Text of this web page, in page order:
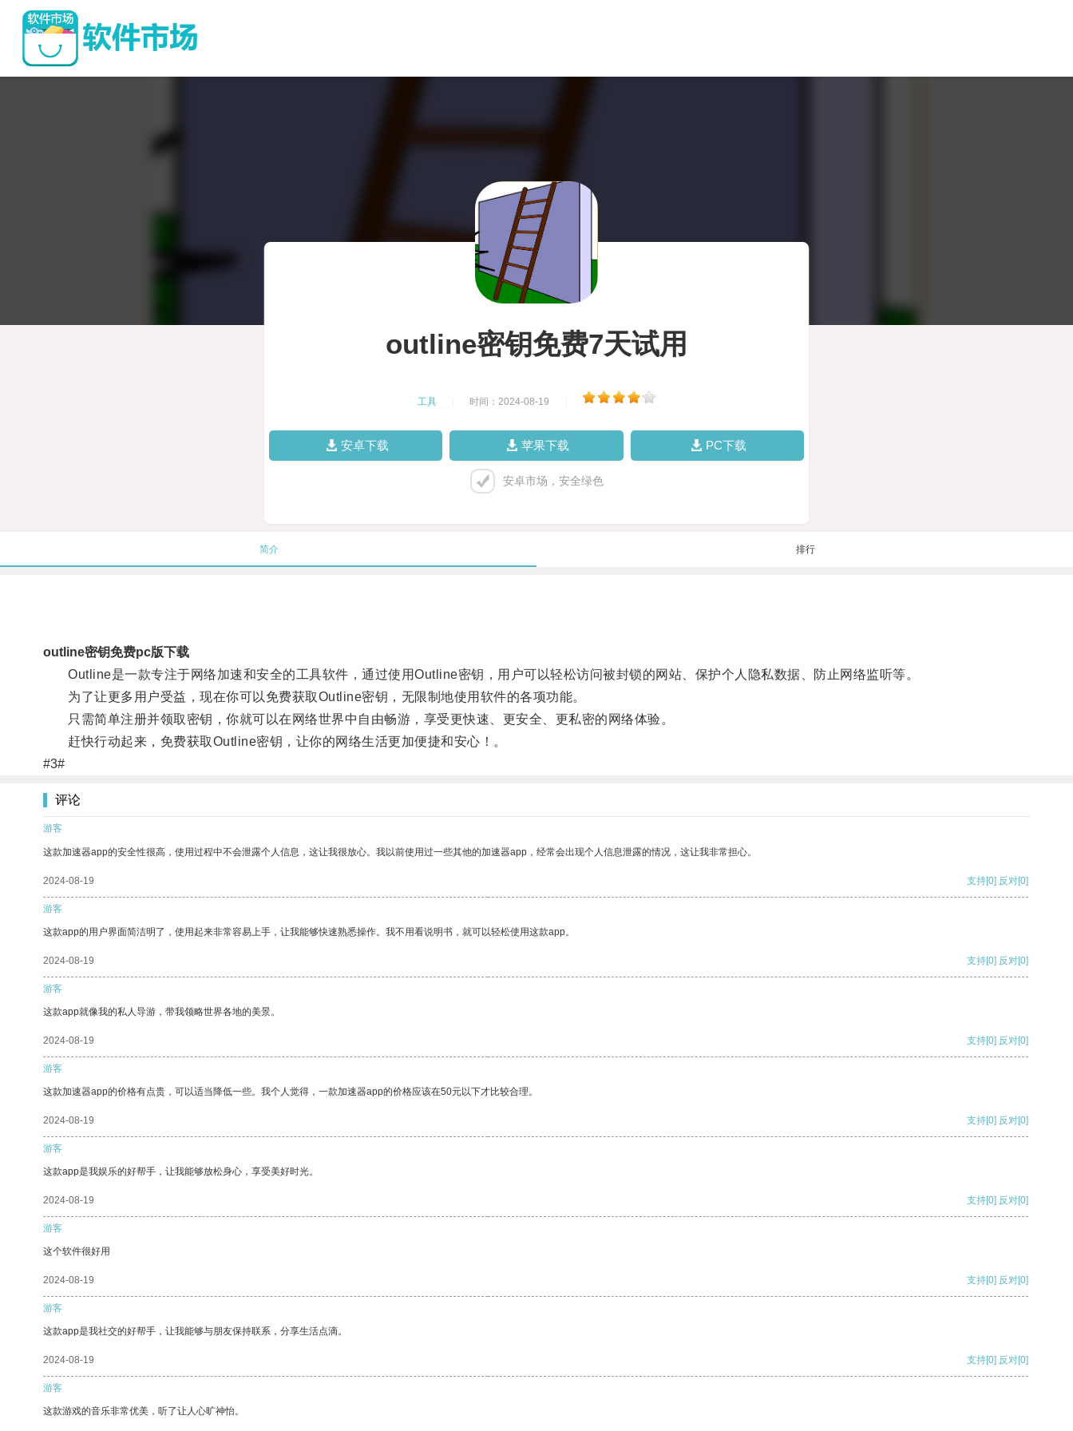
outline密钥免费7天试用
工具 时间：2024-08-19
安卓下载 苹果下载 PC下载
安卓市场，安全绿色
简介 排行
outline密钥免费pc版下载
Outline是一款专注于网络加速和安全的工具软件，通过使用Outline密钥，用户可以轻松访问被封锁的网站、保护个人隐私数据、防止网络监听等。
为了让更多用户受益，现在你可以免费获取Outline密钥，无限制地使用软件的各项功能。
只需简单注册并领取密钥，你就可以在网络世界中自由畅游，享受更快速、更安全、更私密的网络体验。
赶快行动起来，免费获取Outline密钥，让你的网络生活更加便捷和安心！。
#3#
评论
游客
这款加速器app的安全性很高，使用过程中不会泄露个人信息，这让我很放心。我以前使用过一些其他的加速器app，经常会出现个人信息泄露的情况，这让我非常担心。
2024-08-19 支持[0] 反对[0]
游客
这款app的用户界面简洁明了，使用起来非常容易上手，让我能够快速熟悉操作。我不用看说明书，就可以轻松使用这款app。
2024-08-19 支持[0] 反对[0]
游客
这款app就像我的私人导游，带我领略世界各地的美景。
2024-08-19 支持[0] 反对[0]
游客
这款加速器app的价格有点贵，可以适当降低一些。我个人觉得，一款加速器app的价格应该在50元以下才比较合理。
2024-08-19 支持[0] 反对[0]
游客
这款app是我娱乐的好帮手，让我能够放松身心，享受美好时光。
2024-08-19 支持[0] 反对[0]
游客
这个软件很好用
2024-08-19 支持[0] 反对[0]
游客
这款app是我社交的好帮手，让我能够与朋友保持联系，分享生活点滴。
2024-08-19 支持[0] 反对[0]
游客
这款游戏的音乐非常优美，听了让人心旷神怡。